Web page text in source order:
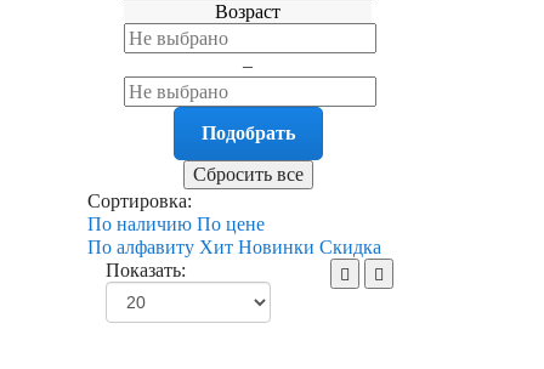
Возраст
–
Сортировка:
По наличию По цене
По алфавиту Хит Новинки Скидка
Показать: